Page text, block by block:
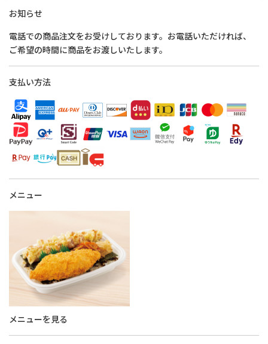
お知らせ
電話での商品注文をお受けしております。お電話いただければ、
ご希望の時間に商品をお渡しいたします。
支払い方法
メニュー
メニューを見る